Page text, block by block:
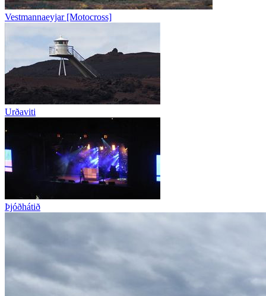
Vestmannaeyjar [Motocross]
Urðaviti
Þjóðhátið